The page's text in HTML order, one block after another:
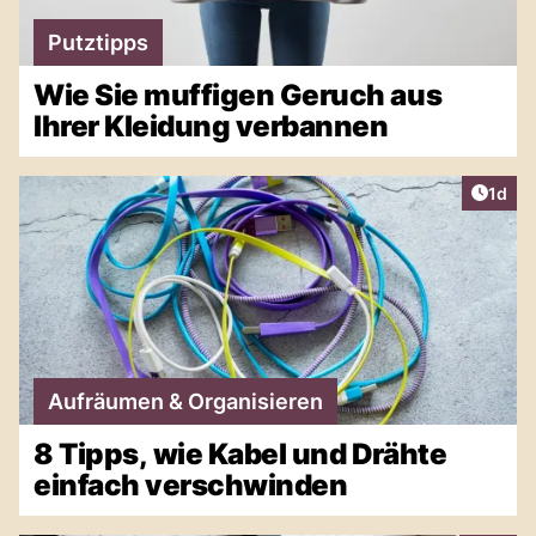
Putztipps
Wie Sie muffigen Geruch aus
Ihrer Kleidung verbannen
1d
Aufräumen & Organisieren
8 Tipps, wie Kabel und Drähte
einfach verschwinden